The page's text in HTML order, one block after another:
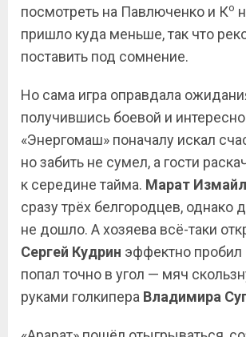
посмотреть на Павлюченко и Ко
пришло куда меньше, так что
поставить под сомнение.
Но сама игра оправдала
получившись боевой и
«Энергомаш» поначалу искал
но забить не сумел, а гости
к середине тайма. Марат
сразу трёх белгородцев, однако
не дошло. А хозяева всё-таки
Сергей Кудрин эффектно пробил
попал точно в угол — мяч
руками голкипера Владимира